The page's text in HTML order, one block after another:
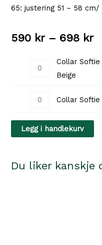
65: justering 51 – 58
590 kr – 698 kr
Beige
antall
Collar
Beige
Triluxe
65,
antall
Collar
Legg i handlekurv
Du liker kanskje